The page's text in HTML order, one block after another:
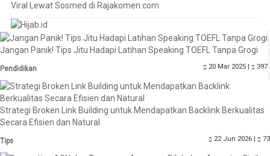
Viral Lewat Sosmed di Rajakomen.com
Jangan Panik! Tips Jitu Hadapi Latihan Speaking TOEFL Tanpa Grogi
Pendidikan 20 Mar 2025 | 397
Strategi Broken Link Building untuk Mendapatkan Backlink Berkualitas
Secara Efisien dan Natural
Tips 22 Jun 2026 | 73